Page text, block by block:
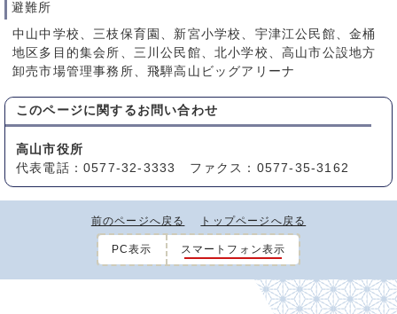
避難所
中山中学校、三枝保育園、新宮小学校、宇津江公民館、金桶
地区多目的集会所、三川公民館、北小学校、高山市公設地方
卸売市場管理事務所、飛騨高山ビッグアリーナ
このページに関する お問い合わせ
高山市役所
代表電話：0577-32-3333 ファクス：0577-35-3162
前のページへ戻る トップページへ戻る
PC表示 スマートフォン表示